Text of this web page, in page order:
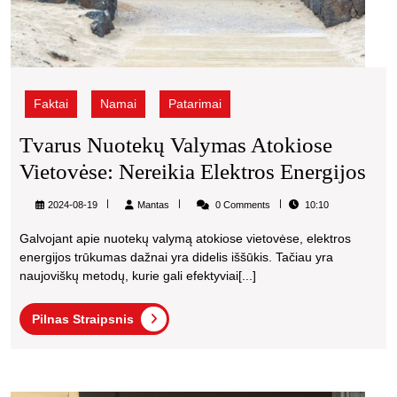
Faktai Namai Patarimai
Tvarus Nuotekų Valymas Atokiose
Vietovėse: Nereikia Elektros Energijos
2024-08-19 Mantas Mantas 0 Comments 10:10
Galvojant apie nuotekų valymą atokiose vietovėse, elektros
energijos trūkumas dažnai yra didelis iššūkis. Tačiau yra
naujoviškų metodų, kurie gali efektyviai[...]
Pilnas Straipsnis
Pilnas
Straipsnis